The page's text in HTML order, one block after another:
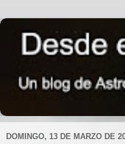
DOMINGO, 13 DE MARZO DE